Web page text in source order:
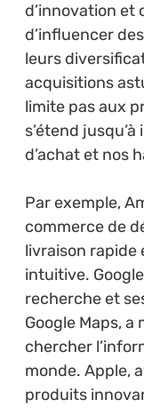
d’innovation et
d’influencer
leurs
acquisitions
limite pas aux
s’étend
d’achat et nos
Par exemple,
commerce de
livraison rapide
intuitive.
recherche et
Google Maps,
chercher
monde. Apple,
produits